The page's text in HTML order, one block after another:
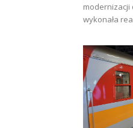
modernizacji
wykonała